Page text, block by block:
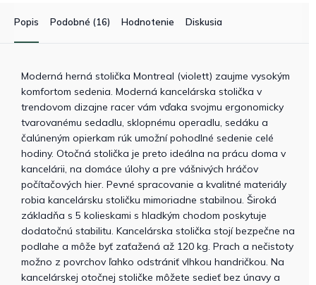
Popis Podobné (16) Hodnotenie Diskusia
Moderná herná stolička Montreal (violett) zaujme vysokým
komfortom sedenia. Moderná kancelárska stolička v
trendovom dizajne racer vám vďaka svojmu ergonomicky
tvarovanému sedadlu, sklopnému operadlu, sedáku a
čalúneným opierkam rúk umožní pohodlné sedenie celé
hodiny. Otočná stolička je preto ideálna na prácu doma v
kancelárii, na domáce úlohy a pre vášnivých hráčov
počítačových hier. Pevné spracovanie a kvalitné materiály
robia kancelársku stoličku mimoriadne stabilnou. Široká
základňa s 5 kolieskami s hladkým chodom poskytuje
dodatočnú stabilitu. Kancelárska stolička stojí bezpečne na
podlahe a môže byť zaťažená až 120 kg. Prach a nečistoty
možno z povrchov ľahko odstrániť vlhkou handričkou. Na
kancelárskej otočnej stoličke môžete sedieť bez únavy a